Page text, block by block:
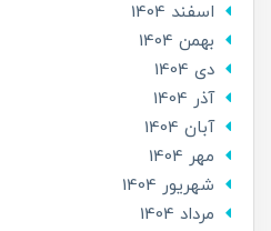
اسفند 1404
بهمن 1404
دی 1404
آذر 1404
آبان 1404
مهر 1404
شهریور 1404
مرداد 1404